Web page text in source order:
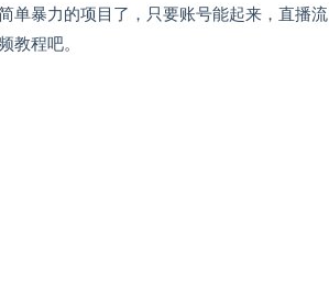
单暴力的项目了，只要账号能起来，直播流
教程吧。